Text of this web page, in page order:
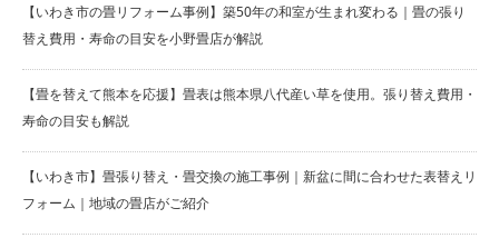
【いわき市の畳リフォーム事例】築50年の和室が生まれ変わる｜畳の張り
替え費用・寿命の目安を小野畳店が解説
【畳を替えて熊本を応援】畳表は熊本県八代産い草を使用。張り替え費用・
寿命の目安も解説
【いわき市】畳張り替え・畳交換の施工事例｜新盆に間に合わせた表替えリ
フォーム｜地域の畳店がご紹介